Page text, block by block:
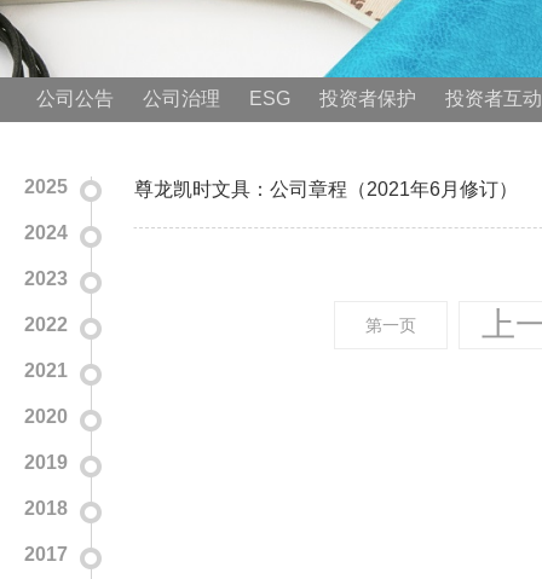
公司公告 公司治理 ESG 投资者保护 投资者互动
2025
2024
2023
2022
2021
2020
2019
2018
2017
尊龙凯时文具：公司章程（2021年6月修订）
第一页 上